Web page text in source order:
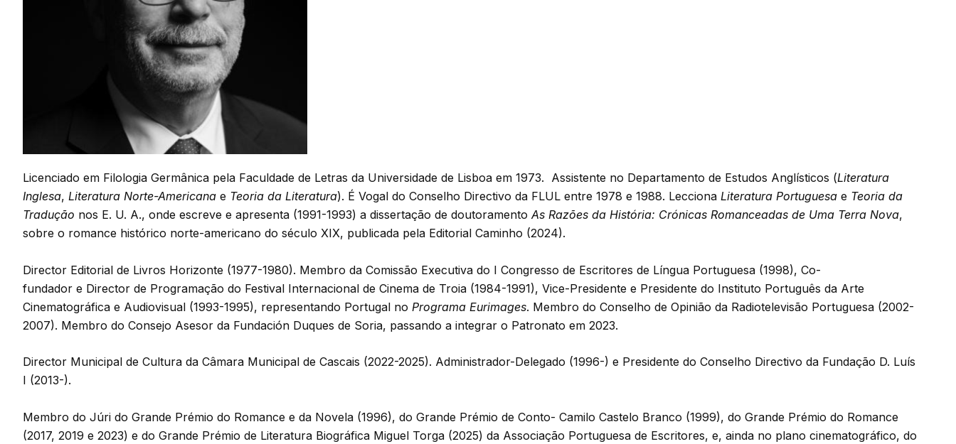
Licenciado em Filologia Germânica pela Faculdade de Letras da Universidade de Lisboa em 1973. Assistente no Departamento de Estudos Anglísticos (Literatura
Inglesa, Literatura Norte-Americana e Teoria da Literatura). É Vogal do Conselho Directivo da FLUL entre 1978 e 1988. Lecciona Literatura Portuguesa e Teoria da
Tradução nos E. U. A., onde escreve e apresenta (1991-1993) a dissertação de doutoramentoAs Razões da História: Crónicas Romanceadas de Uma Terra Nova,
sobre o romance histórico norte-americano do século XIX, publicada pela Editorial Caminho (2024).
Director Editorial de Livros Horizonte (1977-1980). Membro da Comissão Executiva do I Congresso de Escritores de Língua Portuguesa (1998), Co-
fundador e Director de Programação do Festival Internacional de Cinema de Troia (1984-1991), Vice-Presidente e Presidente do Instituto Português da Arte
Cinematográfica e Audiovisual (1993-1995), representando Portugal no Programa Eurimages. Membro do Conselho de Opinião da Radiotelevisão Portuguesa (2002-
2007). Membro do Consejo Asesor da Fundación Duques de Soria, passando a integrar o Patronato em 2023.
Director Municipal de Cultura da Câmara Municipal de Cascais (2022-2025). Administrador-Delegado (1996-) e Presidente do Conselho Directivo da Fundação D. Luís
I (2013-).
Membro do Júri do Grande Prémio do Romance e da Novela (1996), do Grande Prémio de Conto- Camilo Castelo Branco (1999), do Grande Prémio do Romance
(2017, 2019 e 2023) e do Grande Prémio de Literatura Biográfica Miguel Torga (2025) da Associação Portuguesa de Escritores, e, ainda no plano cinematográfico, do